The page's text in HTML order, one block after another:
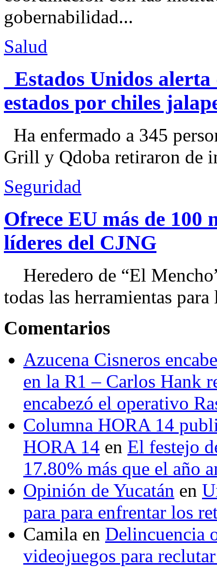
gobernabilidad...
Salud
Estados Unidos alerta
estados por chiles
Ha enfermado a 345
Grill y Qdoba retiraron de
Seguridad
Ofrece EU más de 100
líderes del CJNG
Heredero de “El
todas las herramientas
Comentarios
Azucena Cisneros
en la R1 – Carlos Hank
encabezó el operativo
Columna HORA 14
HORA 14 en El festejo
17.80% más que el año
Opinión de Yucatán en
para para enfrentar los
Camila en Delincuencia
videojuegos para